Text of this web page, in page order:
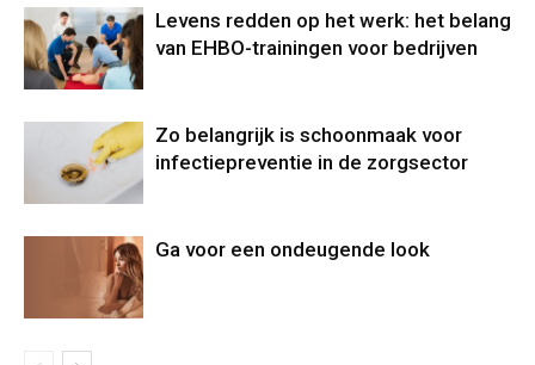
Levens redden op het werk: het belang
van EHBO-trainingen voor bedrijven
Zo belangrijk is schoonmaak voor
infectiepreventie in de zorgsector
Ga voor een ondeugende look